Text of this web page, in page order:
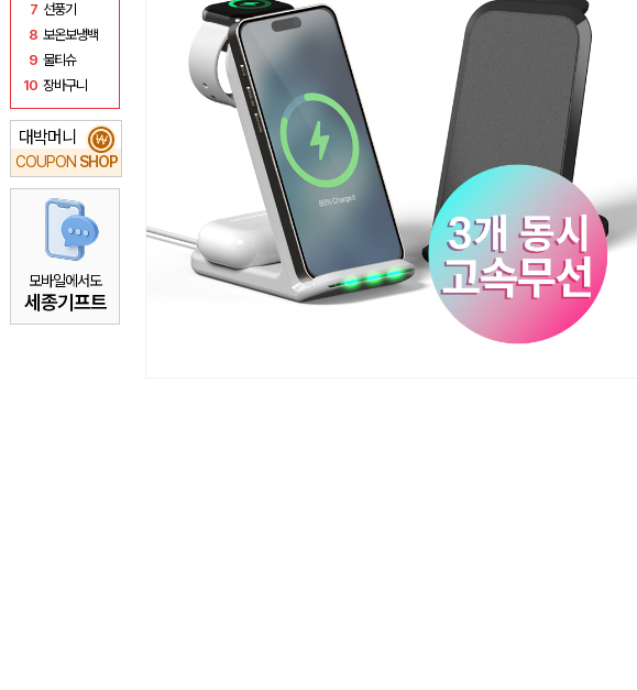
7 선풍기
8 보온보냉백
9 물티슈
10 장바구니
대박머니
COUPON SHOP
₩
모바일에서도
세종기프트